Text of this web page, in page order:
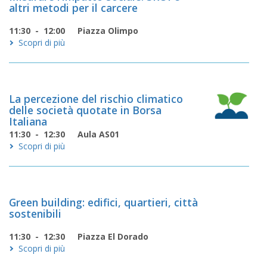
altri metodi per il carcere
11:30 - 12:00
Piazza Olimpo
Scopri di più
La percezione del rischio climatico
delle società quotate in Borsa
Italiana
11:30 - 12:30
Aula AS01
Scopri di più
Green building: edifici, quartieri, città
sostenibili
11:30 - 12:30
Piazza El Dorado
Scopri di più